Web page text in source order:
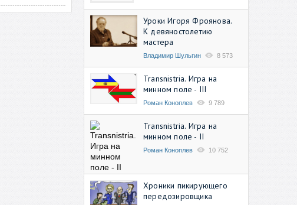
Уроки Игоря Фроянова.
К девяностолетию
мастера
Владимир Шульгин 8 573
Transnistria. Игра на
минном поле - III
Роман Коноплев 9 789
Transnistria. Игра на
минном поле - II
Роман Коноплев 10 752
Хроники пикирующего
передозировщика